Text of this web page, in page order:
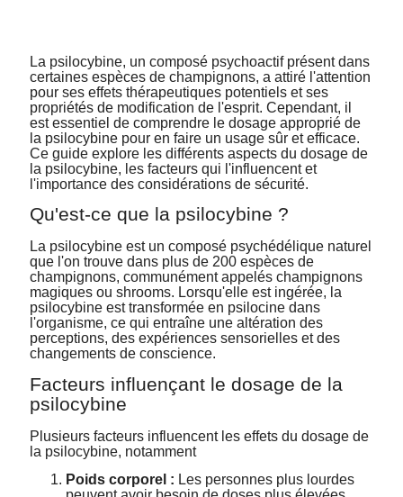
La psilocybine, un composé psychoactif présent dans
certaines espèces de champignons, a attiré l'attention
pour ses effets thérapeutiques potentiels et ses
propriétés de modification de l'esprit. Cependant, il
est essentiel de comprendre le dosage approprié de
la psilocybine pour en faire un usage sûr et efficace.
Ce guide explore les différents aspects du dosage de
la psilocybine, les facteurs qui l'influencent et
l'importance des considérations de sécurité.
Qu'est-ce que la psilocybine ?
La psilocybine est un composé psychédélique naturel
que l'on trouve dans plus de 200 espèces de
champignons, communément appelés champignons
magiques ou shrooms. Lorsqu'elle est ingérée, la
psilocybine est transformée en psilocine dans
l'organisme, ce qui entraîne une altération des
perceptions, des expériences sensorielles et des
changements de conscience.
Facteurs influençant ledosage de la
psilocybine
Plusieurs facteurs influencent les effets du dosage de
la psilocybine, notamment
Poids corporel : Les personnes plus lourdes